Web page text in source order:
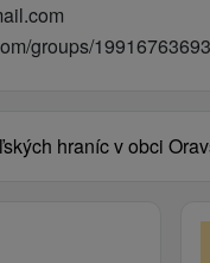
groups/
hraníc v obci